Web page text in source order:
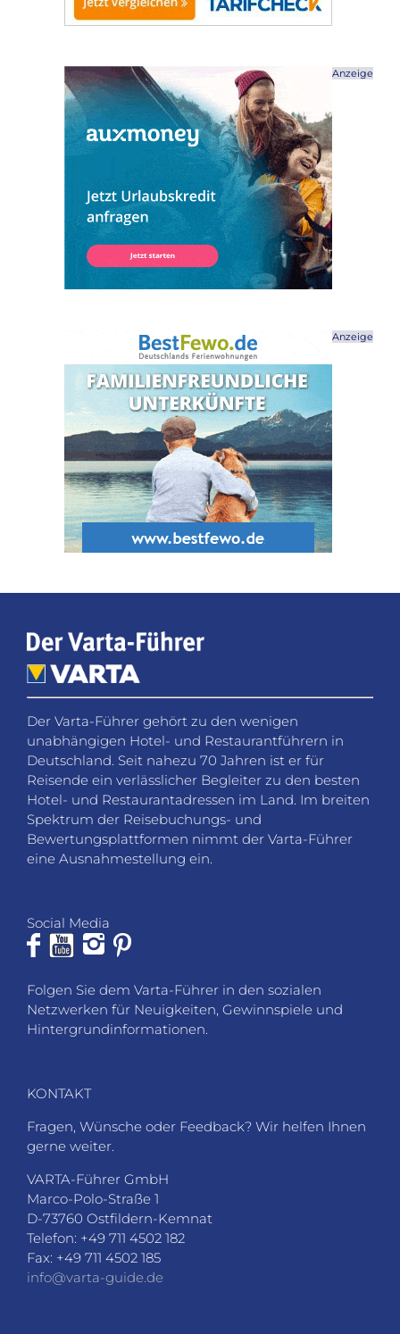
Anzeige
Anzeige
Der Varta-Führer gehört zu den wenigen
unabhängigen Hotel- und Restaurantführern in
Deutschland. Seit nahezu 70 Jahren ist er für
Reisende ein verlässlicher Begleiter zu den besten
Hotel- und Restaurantadressen im Land. Im breiten
Spektrum der Reisebuchungs- und
Bewertungsplattformen nimmt der Varta-Führer
eine Ausnahmestellung ein.
Social Media
Folgen Sie dem Varta-Führer in den sozialen
Netzwerken für Neuigkeiten, Gewinnspiele und
Hintergrundinformationen.
KONTAKT
Fragen, Wünsche oder Feedback? Wir helfen Ihnen
gerne weiter.
VARTA-Führer GmbH
Marco-Polo-Straße 1
D-73760 Ostfildern-Kemnat
Telefon: +49 711 4502 182
Fax: +49 711 4502 185
info@varta-guide.de